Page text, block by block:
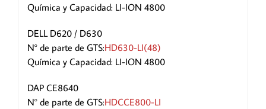
Química y Capacidad: LI-ION 4800
DELL D620 / D630
N° de parte de GTS:HD630-LI(48)
Química y Capacidad: LI-ION 4800
DAP CE8640
N° de parte de GTS:HDCCE800-LI